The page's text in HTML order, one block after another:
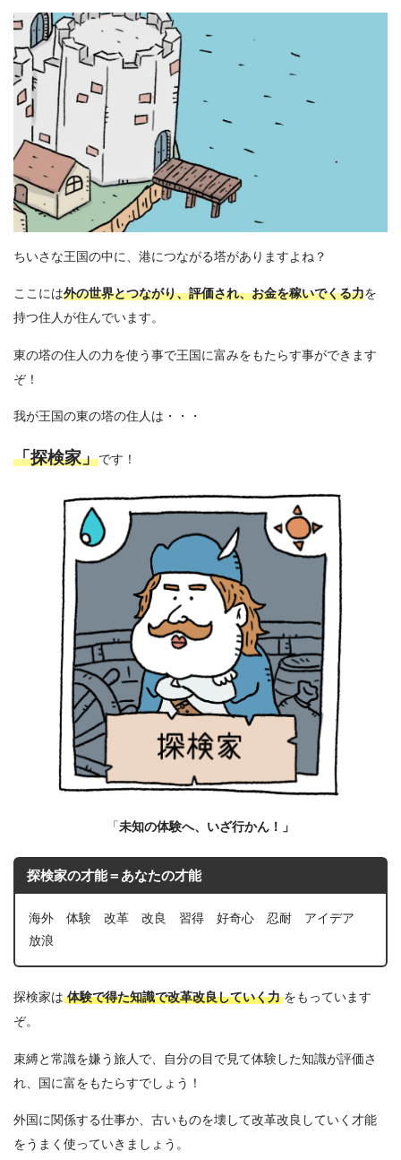
ちいさな王国の中に、港につながる塔がありますよね？
ここには外の世界とつながり、評価され、お金を稼いでくる力を
持つ住人が住んでいます。
東の塔の住人の力を使う事で王国に富みをもたらす事ができます
ぞ！
我が王国の東の塔の住人は・・・
「探検家」です！
「未知の体験へ、いざ行かん！」
探検家の才能＝あなたの才能
海外 体験 改革 改良 習得 好奇心 忍耐 アイデア
放浪
探検家は 体験で得た知識で改革改良していく力 をもっています
ぞ。
束縛と常識を嫌う旅人で、自分の目で見て体験した知識が評価さ
れ、国に富をもたらすでしょう！
外国に関係する仕事か、古いものを壊して改革改良していく才能
をうまく使っていきましょう。